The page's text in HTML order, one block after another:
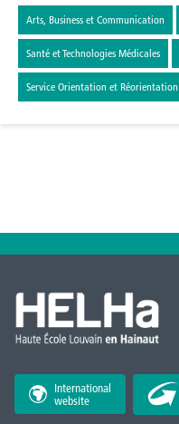
Arts, Business et Communication
Santé et Technologies Médicales
Service Orientation et Réorientation
International
website